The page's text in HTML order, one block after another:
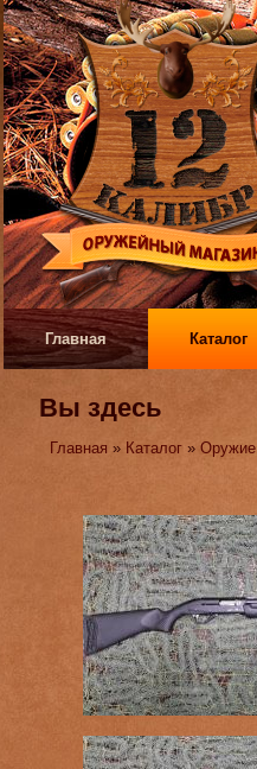
Главная Каталог
Вы здесь
Главная » Каталог »Оружие